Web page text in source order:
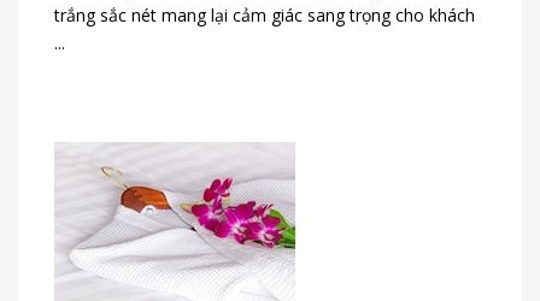
trắng sắc nét mang lại cảm giác sang trọng cho khách
...